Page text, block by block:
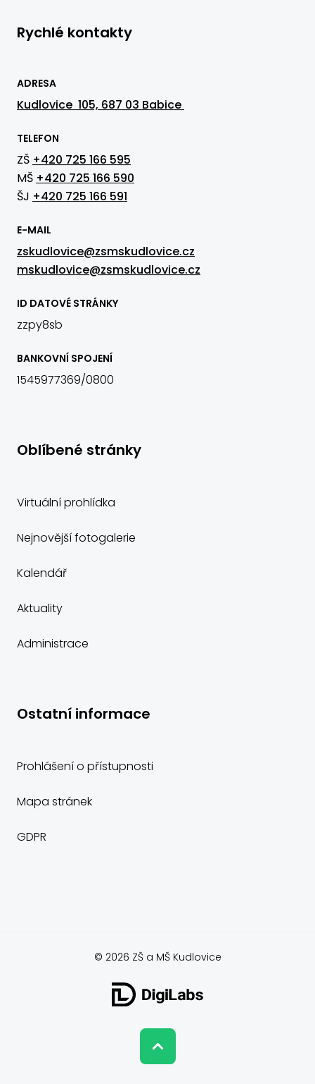
Rychlé kontakty
ADRESA
Kudlovice 105, 687 03 Babice
TELEFON
ZŠ +420 725 166 595
MŠ +420 725 166 590
ŠJ +420 725 166 591
E-MAIL
zskudlovice@zsmskudlovice.cz
mskudlovice@zsmskudlovice.cz
ID DATOVÉ STRÁNKY
zzpy8sb
BANKOVNÍ SPOJENÍ
1545977369/0800
Oblíbené stránky
Virtuální prohlídka
Nejnovější fotogalerie
Kalendář
Aktuality
Administrace
Ostatní informace
Prohlášení o přístupnosti
Mapa stránek
GDPR
© 2026 ZŠ a MŠ Kudlovice